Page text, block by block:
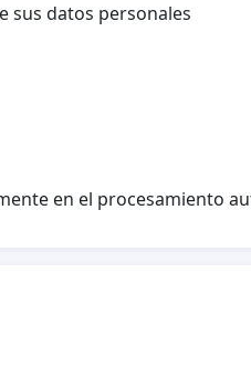
sus datos personales
en el procesamiento